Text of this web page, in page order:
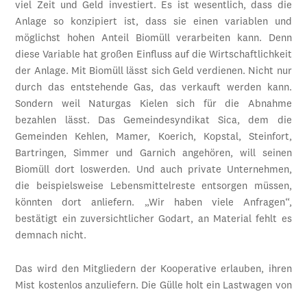
viel Zeit und Geld investiert. Es ist wesentlich, dass die
Anlage so konzipiert ist, dass sie einen variablen und
möglichst hohen Anteil Biomüll verarbeiten kann. Denn
diese Variable hat großen Einfluss auf die Wirtschaftlichkeit
der Anlage. Mit Biomüll lässt sich Geld verdienen. Nicht nur
durch das entstehende Gas, das verkauft werden kann.
Sondern weil Naturgas Kielen sich für die Abnahme
bezahlen lässt. Das Gemeindesyndikat Sica, dem die
Gemeinden Kehlen, Mamer, Koerich, Kopstal, Steinfort,
Bartringen, Simmer und Garnich angehören, will seinen
Biomüll dort loswerden. Und auch private Unternehmen,
die beispielsweise Lebensmittelreste entsorgen müssen,
könnten dort anliefern. „Wir haben viele Anfragen“,
bestätigt ein zuversichtlicher Godart, an Material fehlt es
demnach nicht.
Das wird den Mitgliedern der Kooperative erlauben, ihren
Mist kostenlos anzuliefern. Die Gülle holt ein Lastwagen von